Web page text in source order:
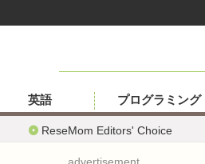
ReseMom Editors' Choice
英語 プログラミング